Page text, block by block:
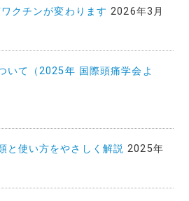
クチンが変わります 2026年3月
いて（2025年 国際頭痛学会よ
と使い方をやさしく解説 2025年